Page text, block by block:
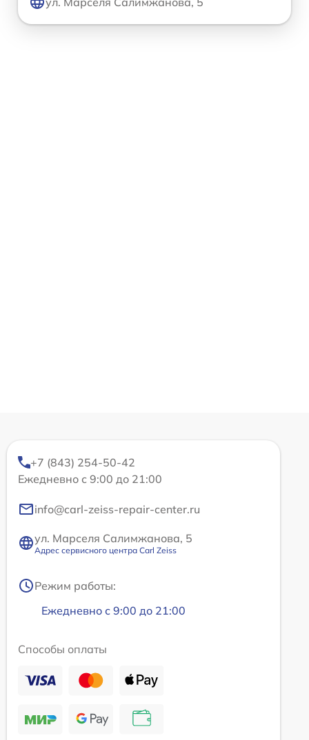
+7 (843) 254-50-42
Ежедневно с 9:00 до 21:00
info@carl-zeiss-repair-center.ru
ул. Марселя Салимжанова, 5
Адрес сервисного центра Carl Zeiss
Режим работы:
Ежедневно с 9:00 до 21:00
Способы оплаты